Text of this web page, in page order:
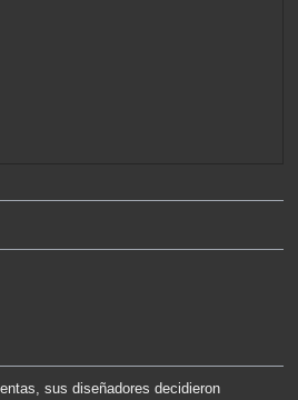
sus diseñadores decidieron